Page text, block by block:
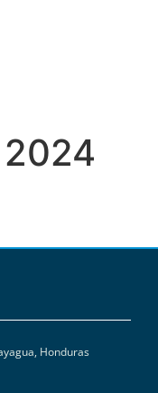
Honduras